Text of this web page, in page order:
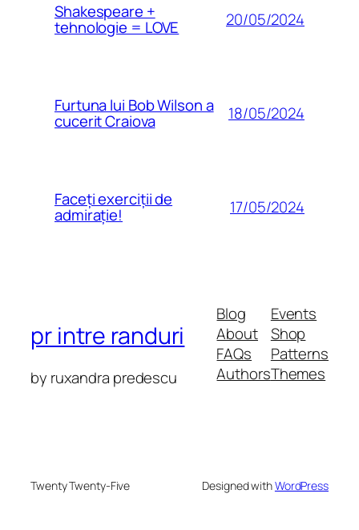
Shakespeare +
tehnologie = LOVE 20/05/2024
Furtuna lui Bob Wilson a
cucerit Craiova 18/05/2024
Faceți exerciții de
admirație! 17/05/2024
pr intre randuri
by ruxandra predescu
Blog
About
FAQs
Authors
Events
Shop
Patterns
Themes
Twenty Twenty-Five Designed withWordPress